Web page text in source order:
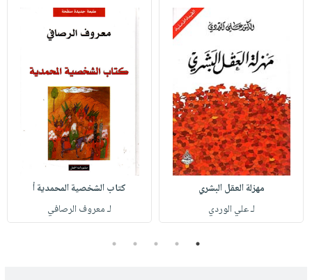
مهزلة العقل البشري
لـ علي الوردي
كتاب الشخصية المحمدية أ
لـ معروف الرصافي
1
2
3
4
5